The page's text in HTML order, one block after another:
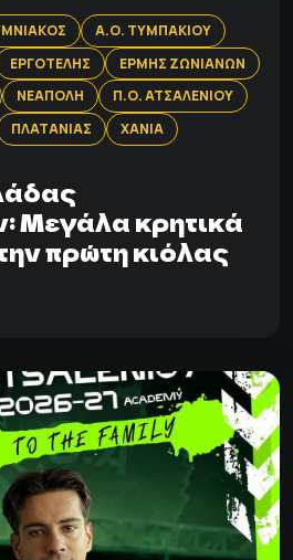
Α.Ο. ΤΥΜΠΑΚΙΟΥ
ΕΡΓΟΤΕΛΗΣ
ΕΡΜΗΣ ΖΩΝΙΑΝΩΝ
ΝΕΑΠΟΛΗ
Π.Ο. ΑΤΣΑΛΕΝΙΟΥ
ΠΛΑΤΑΝΙΑΣ
ΧΑΝΙΑ
Μεγάλα κρητικά
πρώτη κιόλας